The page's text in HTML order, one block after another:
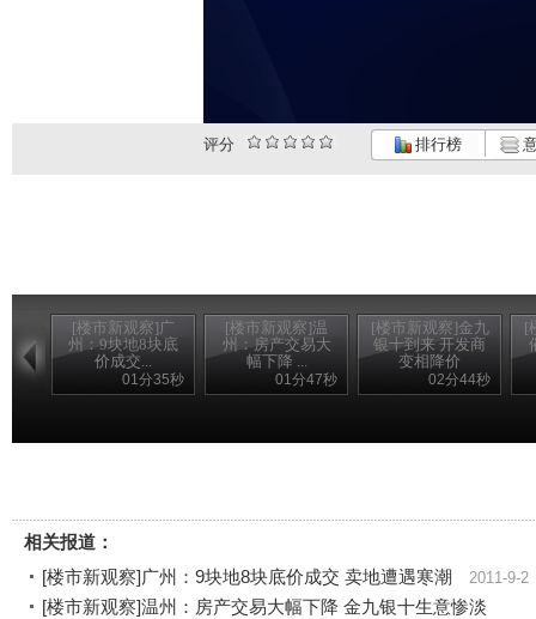
评分 排行榜
[楼市新观察]广
州：9块地8块底
价成交...
01分35秒
[楼市新观察]温
州：房产交易大
幅下降 ...
01分47秒
[楼市新观察]金九
银十到来 开发商
变相降价
02分44秒
[
相关报道：
[楼市新观察]广州：9块地8块底价成交 卖地遭遇寒潮
2011-9-2
[楼市新观察]温州：房产交易大幅下降 金九银十生意惨淡